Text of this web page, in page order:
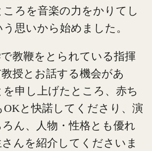
ろを音楽の力をかりてし
思いから始めました。
教鞭をとられている指揮
授とお話する機会があ
を申し上げたところ、赤ち
OKと快諾してくださり、演
ん、人物・性格とも優れ
んを紹介してくださいま